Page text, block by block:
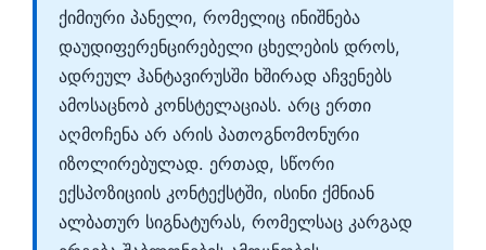
ქიმიური პანელი, რომელიც ინიშნება
დაუდიფერენცირებელი ცხელების დროს,
ადრეულ ჰანტავირუსში ხშირად აჩვენებს
ამოსაცნობ კონსტელაციას. არც ერთი
აღმოჩენა არ არის პათოგნომონური
იზოლირებულად. ერთად, სწორი
ექსპოზიციის კონტექსტში, ისინი ქმნიან
ალბათურ სიგნატურას, რომელსაც კარგად